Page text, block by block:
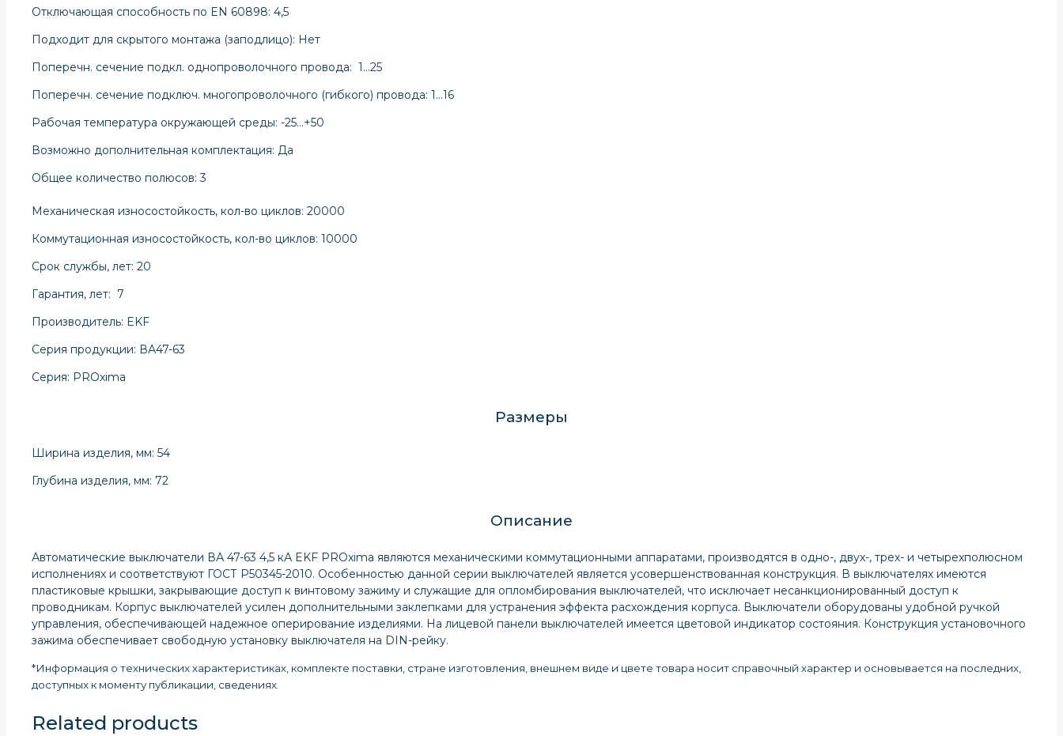
Отключающая способность по EN 60898: 4,5
Подходит для скрытого монтажа (заподлицо): Нет
Поперечн. сечение подкл. однопроволочного провода: 1…25
Поперечн. сечение подключ. многопроволочного (гибкого) провода: 1…16
Рабочая температура окружающей среды: -25…+50
Возможно дополнительная комплектация: Да
Общее количество полюсов: 3
Механическая износостойкость, кол-во циклов: 20000
Коммутационная износостойкость, кол-во циклов: 10000
Срок службы, лет: 20
Гарантия, лет: 7
Производитель: EKF
Серия продукции: ВА47-63
Серия: PROxima
Размеры
Ширина изделия, мм: 54
Глубина изделия, мм: 72
Описание
Автоматические выключатели ВА 47-63 4,5 кА EKF PROxima являются механическими коммутационными аппаратами, производятся в одно-, двух-, трех- и четырехполюсном
исполнениях и соответствуют ГОСТ Р50345-2010. Особенностью данной серии выключателей является усовершенствованная конструкция. В выключателях имеются
пластиковые крышки, закрывающие доступ к винтовому зажиму и служащие для опломбирования выключателей, что исключает несанкционированный доступ к
проводникам. Корпус выключателей усилен дополнительными заклепками для устранения эффекта расхождения корпуса. Выключатели оборудованы удобной ручкой
управления, обеспечивающей надежное оперирование изделиями. На лицевой панели выключателей имеется цветовой индикатор состояния. Конструкция установочного
зажима обеспечивает свободную установку выключателя на DIN-рейку.
*Информация о технических характеристиках, комплекте поставки, стране изготовления, внешнем виде и цвете товара носит справочный характер и основывается на последних,
доступных к моменту публикации, сведениях.
Related products